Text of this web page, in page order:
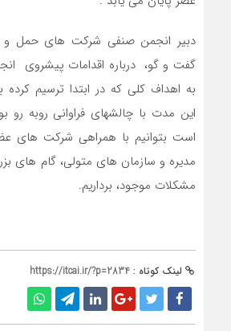
دبیر انجمن صنفی شرکت های حمل و
گفت و گو، درباره اقدامات پیشروی
به اهداف کلی که در ابتدا ترسیم کرده
این مدت با چالشهای فراوانی روبه رو
است بتوانیم با همراهی شرکت های
مدیره و سازمان های متولی، گام های
مشکلات موجود، برداریم.
لینک کوتاه : https://itcai.ir/?p=2834